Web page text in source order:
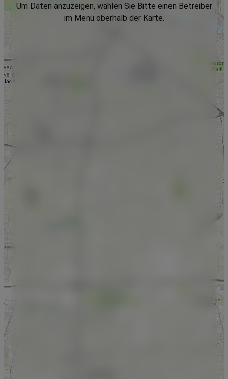
Um Daten anzuzeigen, wählen Sie Bitte einen Betreiber
im Menü oberhalb der Karte.